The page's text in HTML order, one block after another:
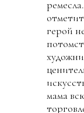
герой
мама